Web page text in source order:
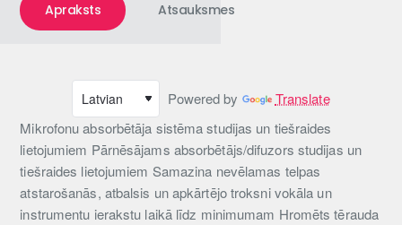
Apraksts Atsauksmes
Powered by
Translate
Mikrofonu absorbētāja sistēma studijas un tiešraides
lietojumiem Pārnēsājams absorbētājs/difuzors studijas un
tiešraides lietojumiem Samazina nevēlamas telpas
atstarošanās, atbalsis un apkārtējo troksni vokāla un
instrumentu ierakstu laikā līdz minimumam Hromēts tērauda